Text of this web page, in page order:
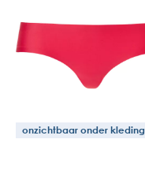
onzichtbaar onder kleding